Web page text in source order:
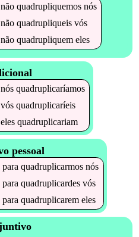
não quadrupliquemosnós
não quadrupliqueisvós
não quadrupliquemeles
nós quadruplicaríamos
vós quadruplicaríeis
eles quadruplicariam
pessoal
paraquadruplicarmos nós
paraquadruplicardes vós
paraquadruplicarem eles